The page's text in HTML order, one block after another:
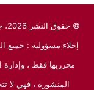
© حقوق النشر 2026، جميع الحقوق محفوظة لـموقع المايسترو الرياضي
إخلاء مسؤولية : جميع
محرريها فقط ،
المنشورة ، فهي لا